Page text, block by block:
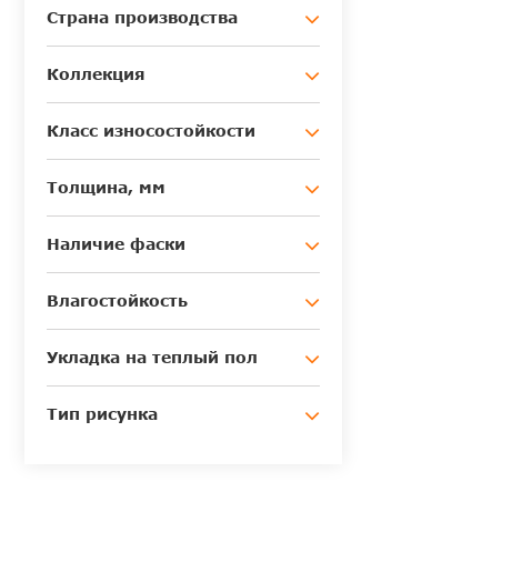
Страна производства
Коллекция
Класс износостойкости
Толщина, мм
Наличие фаски
Влагостойкость
Укладка на теплый пол
Тип рисунка